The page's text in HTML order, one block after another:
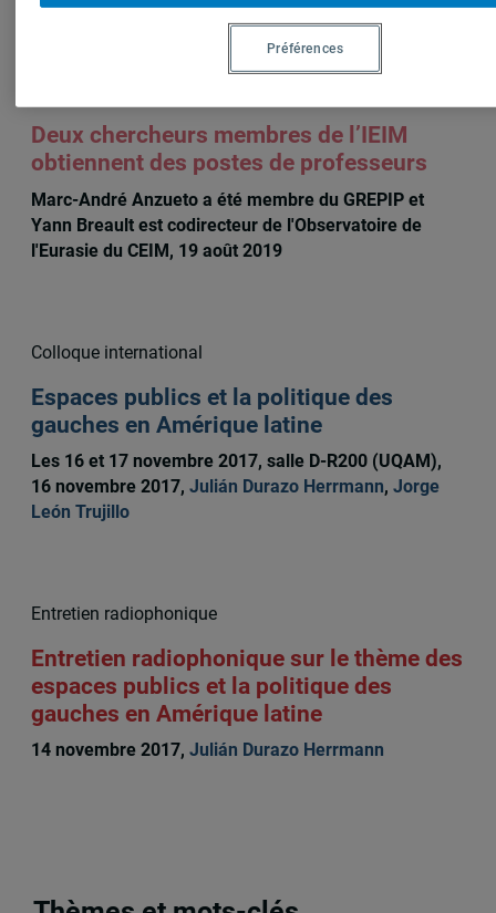
Sur le même sujet
Deux chercheurs membres de l’IEIM
obtiennent des postes de professeurs
Marc-André Anzueto a été membre du GREPIP et
Yann Breault est codirecteur de l'Observatoire de
l'Eurasie du CEIM, 19 août 2019
Colloque international
Espaces publics et la politique des
gauches en Amérique latine
Les 16 et 17 novembre 2017, salle D-R200 (UQAM),
16 novembre 2017, Julián Durazo Herrmann, Jorge
León Trujillo
Entretien radiophonique
Entretien radiophonique sur le thème des
espaces publics et la politique des
gauches en Amérique latine
14 novembre 2017, Julián Durazo Herrmann
Préférences